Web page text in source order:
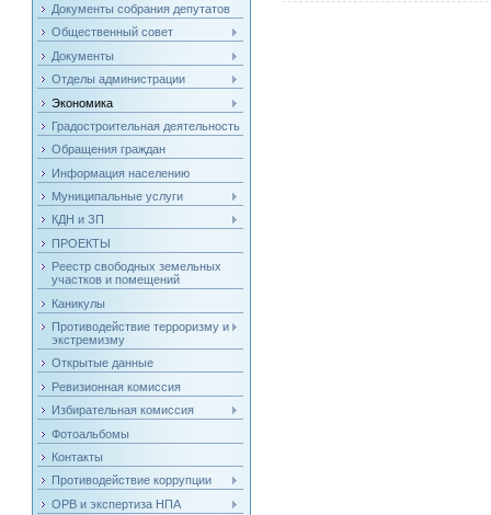
Документы собрания депутатов
Общественный совет
Документы
Отделы администрации
Экономика
Градостроительная деятельность
Обращения граждан
Информация населению
Муниципальные услуги
КДН и ЗП
ПРОЕКТЫ
Реестр свободных земельных
участков и помещений
Каникулы
Противодействие терроризму и
экстремизму
Открытые данные
Ревизионная комиссия
Избирательная комиссия
Фотоальбомы
Контакты
Противодействие коррупции
ОРВ и экспертиза НПА